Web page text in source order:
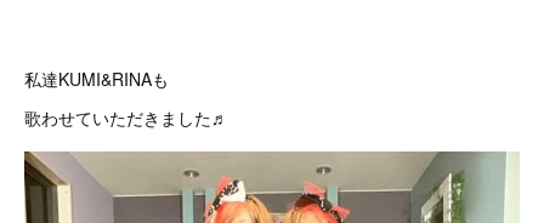
私達KUMI&RINAも
歌わせていただきました♬